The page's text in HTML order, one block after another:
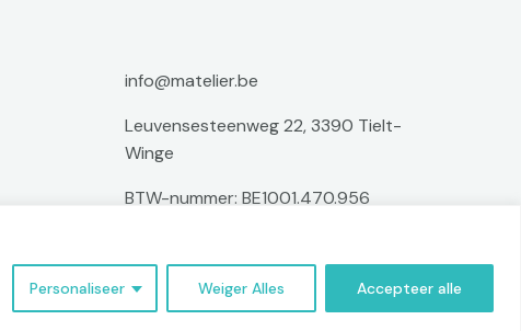
Personaliseer Weiger Alles Accepteer alle
info@matelier.be
Leuvensesteenweg 22, 3390 Tielt-
Winge
BTW-nummer: BE1001.470.956
n
s
a
c
i
n